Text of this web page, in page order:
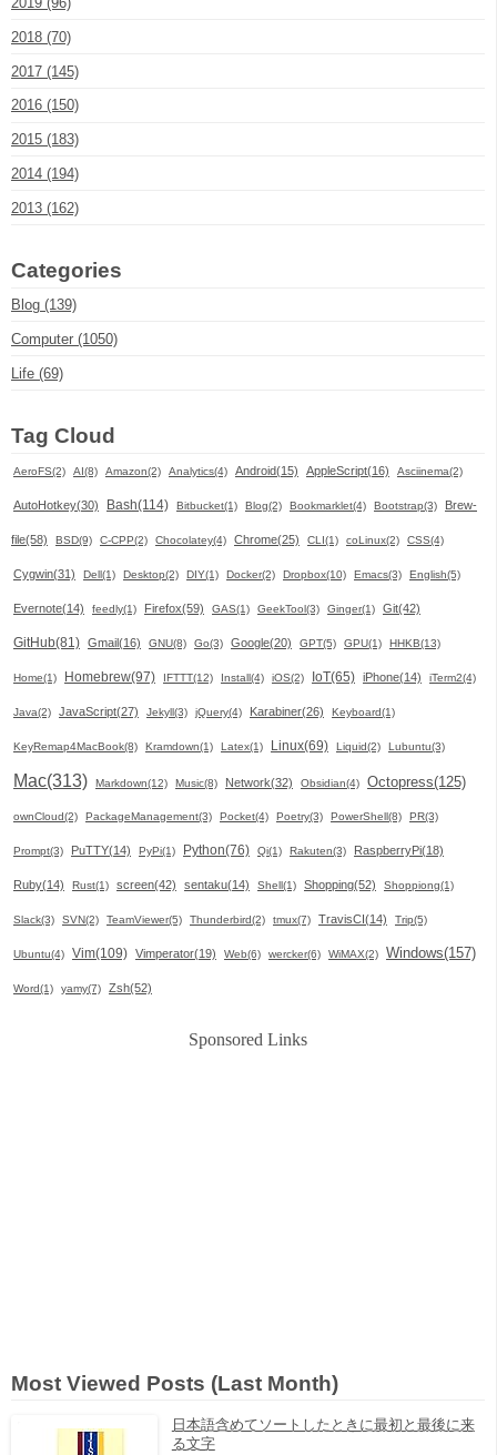
2018 (70)
2017 (145)
2016 (150)
2015 (183)
2014 (194)
2013 (162)
Categories
Blog (139)
Computer (1050)
Life (69)
Tag Cloud
AeroFS(2) AI(8) Amazon(2) Analytics(4) Android(15) AppleScript(16) Asciinema(2)
AutoHotkey(30) Bash(114) Bitbucket(1) Blog(2) Bookmarklet(4) Bootstrap(3) Brew-
file(58) BSD(9) C-CPP(2) Chocolatey(4) Chrome(25) CLI(1) coLinux(2) CSS(4)
Cygwin(31) Dell(1) Desktop(2) DIY(1) Docker(2) Dropbox(10) Emacs(3) English(5)
Evernote(14) feedly(1) Firefox(59) GAS(1) GeekTool(3) Ginger(1) Git(42)
GitHub(81) Gmail(16) GNU(8) Go(3) Google(20) GPT(5) GPU(1) HHKB(13)
Home(1) Homebrew(97) IFTTT(12) Install(4) iOS(2) IoT(65) iPhone(14) iTerm2(4)
Java(2) JavaScript(27) Jekyll(3) jQuery(4) Karabiner(26) Keyboard(1)
KeyRemap4MacBook(8) Kramdown(1) Latex(1) Linux(69) Liquid(2) Lubuntu(3)
Mac(313) Markdown(12) Music(8) Network(32) Obsidian(4) Octopress(125)
ownCloud(2) PackageManagement(3) Pocket(4) Poetry(3) PowerShell(8) PR(3)
Prompt(3) PuTTY(14) PyPi(1) Python(76) Qi(1) Rakuten(3) RaspberryPi(18)
Ruby(14) Rust(1) screen(42) sentaku(14) Shell(1) Shopping(52) Shoppiong(1)
Slack(3) SVN(2) TeamViewer(5) Thunderbird(2) tmux(7) TravisCI(14) Trip(5)
Ubuntu(4) Vim(109) Vimperator(19) Web(6) wercker(6) WiMAX(2) Windows(157)
Word(1) yamy(7) Zsh(52)
Sponsored Links
Most Viewed Posts (Last Month)
日本語含めてソートしたときに最初と最後に来
る文字